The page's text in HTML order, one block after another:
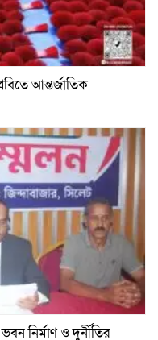
আন্তর্জাতিক
নির্মাণ ও দুর্নীতির